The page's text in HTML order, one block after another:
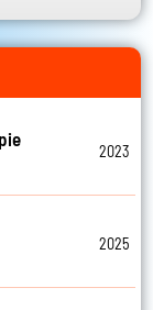
2023
2025